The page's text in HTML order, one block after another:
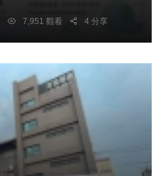
7,951 觀看 4 分享